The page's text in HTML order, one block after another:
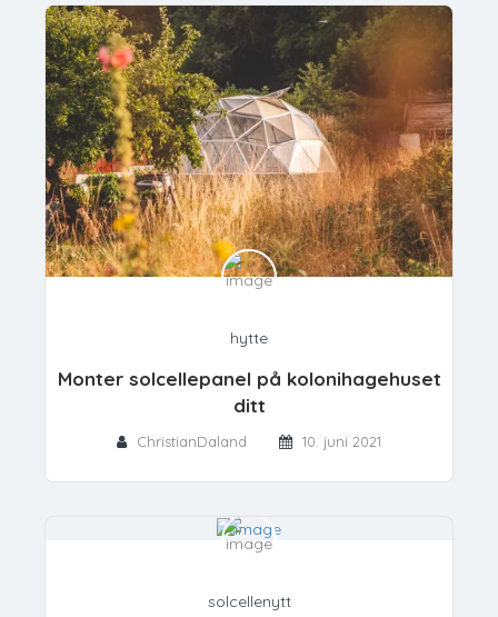
hytte
Monter solcellepanel på kolonihagehuset
ditt
ChristianDaland 10. juni 2021
solcellenytt